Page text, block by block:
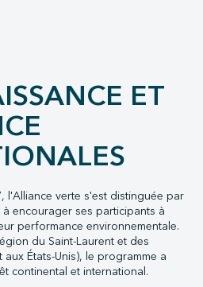
ET
l'Alliance verte s'est distinguée par
encourager ses participants à
performance environnementale.
du Saint-Laurent et des
États-Unis), le programme a
continental et international.